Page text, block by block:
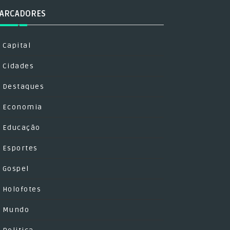
Capital
Cidades
Destaques
Economia
Educação
Esportes
Gospel
Holofotes
Mundo